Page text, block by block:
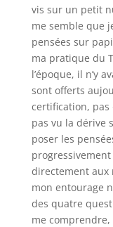
vis sur un petit
me semble que
pensées sur
ma pratique du
l’époque, il n’y
sont offerts
certification, pas
pas vu la dérive
poser les
directement aux
mon entourage
des quatre
me comprendre,